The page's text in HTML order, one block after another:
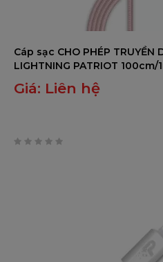
Cáp sạc CHO PHÉP TRUYỀN
LIGHTNING PATRIOT
Giá: Liên hệ